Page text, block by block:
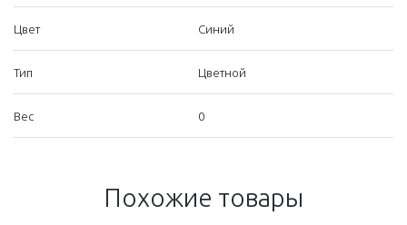
Цвет Синий
Тип Цветной
Вес 0
Похожие товары